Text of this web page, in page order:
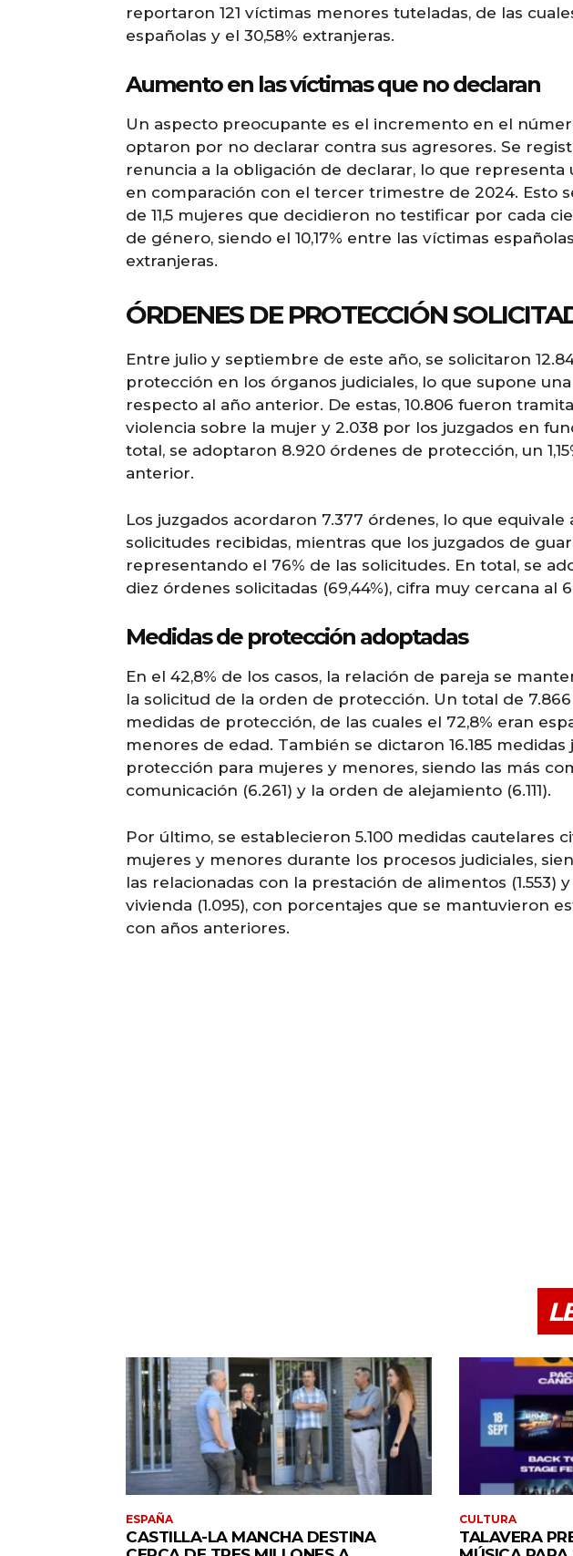
reportaron 121 víctimas menores tuteladas, de las
españolas y el 30,58% extranjeras.
Aumento en las víctimas que no declaran
Un aspecto preocupante es el incremento en el
optaron por no declarar contra sus agresores. Se
renuncia a la obligación de declarar, lo que representa
en comparación con el tercer trimestre de 2024. Esto
de 11,5 mujeres que decidieron no testificar por cada
de género, siendo el 10,17% entre las víctimas
extranjeras.
ÓRDENES DE PROTECCIÓN
Entre julio y septiembre de este año, se solicitaron
protección en los órganos judiciales, lo que supone una
respecto al año anterior. De estas, 10.806 fueron
violencia sobre la mujer y 2.038 por los juzgados en
total, se adoptaron 8.920 órdenes de protección, un
anterior.
Los juzgados acordaron 7.377 órdenes, lo que equivale
solicitudes recibidas, mientras que los juzgados de
representando el 76% de las solicitudes. En total, se
diez órdenes solicitadas (69,44%), cifra muy cercana al
Medidas de protección adoptadas
En el 42,8% de los casos, la relación de pareja se
la solicitud de la orden de protección. Un total de
medidas de protección, de las cuales el 72,8% eran
menores de edad. También se dictaron 16.185
protección para mujeres y menores, siendo las más
comunicación (6.261) y la orden de alejamiento (6.111).
Por último, se establecieron 5.100 medidas cautelares
mujeres y menores durante los procesos judiciales,
las relacionadas con la prestación de alimentos (1.553)
vivienda (1.095), con porcentajes que se mantuvieron
con años anteriores.
ESPAÑA
CASTILLA-LA MANCHA DESTINA
CULTURA
TALAVERA